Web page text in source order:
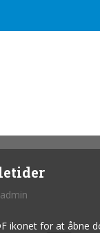
admin
ikonet for at åbne